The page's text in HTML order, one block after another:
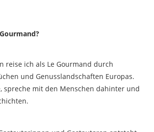
reise ich als Le Gourmand durch
und Genusslandschaften Europas.
spreche mit den Menschen dahinter und